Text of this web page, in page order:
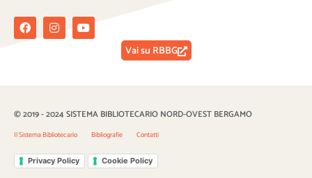
FacebookInstagramYoutube
Vai su RBBG
© 2019 - 2024 SISTEMA BIBLIOTECARIO NORD-OVEST BERGAMO
Il Sistema Bibliotecario Bibliografie Contatti
Privacy Policy Cookie Policy